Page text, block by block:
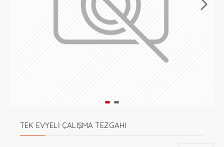
TEK EVYELİ ÇALIŞMA TEZGAHI